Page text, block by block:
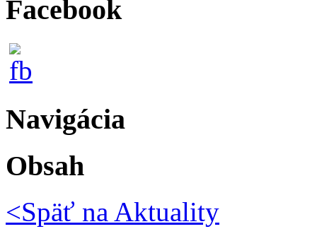
Facebook
Navigácia
Obsah
<Späť na Aktuality